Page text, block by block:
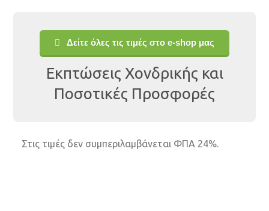
Δείτε όλες τις τιμές στο e-shop μας
Εκπτώσεις Χονδρικής και
Ποσοτικές Προσφορές
Στις τιμές δεν συμπεριλαμβάνεται ΦΠΑ 24%.